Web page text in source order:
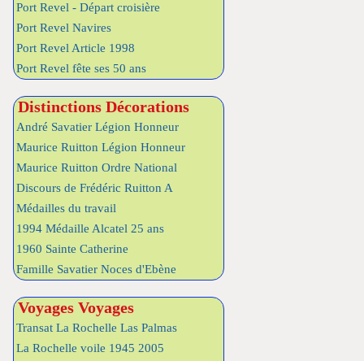
Port Revel - Départ croisière
Port Revel Navires
Port Revel Article 1998
Port Revel fête ses 50 ans
Distinctions Décorations
André Savatier Légion Honneur
Maurice Ruitton Légion Honneur
Maurice Ruitton Ordre National
Discours de Frédéric Ruitton A
Médailles du travail
1994 Médaille Alcatel 25 ans
1960 Sainte Catherine
Famille Savatier Noces d'Ebène
Voyages Voyages
Transat La Rochelle Las Palmas
La Rochelle voile 1945 2005